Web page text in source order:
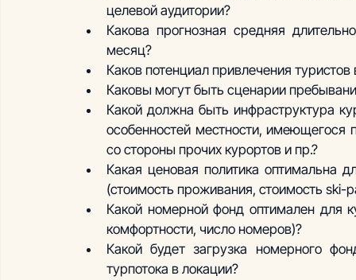
целевой аудитории?
Какова прогнозная средняя
месяц?
Каков потенциал привлечения
Каковы могут быть сценарии
Какой должна быть инфраструктура
особенностей местности, имеющегося
со стороны прочих курортов и пр.?
Какая ценовая политика оптимальна
(стоимость проживания, стоимость ski-
Какой номерной фонд оптимален для
комфортности, число номеров)?
Какой будет загрузка номерного
турпотока в локации?